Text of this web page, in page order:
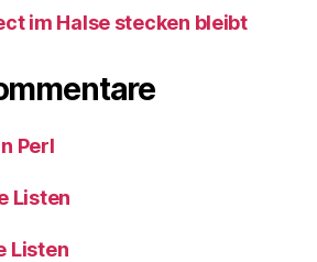
im Halse stecken bleibt
Perl
Listen
Listen